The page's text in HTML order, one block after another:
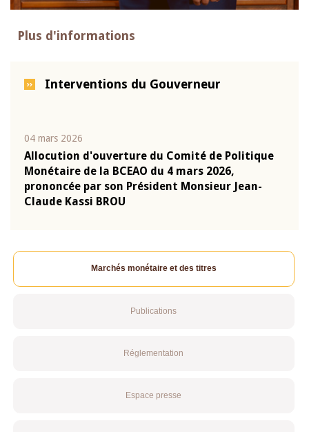
Plus d'informations
Interventions du Gouverneur
04 mars 2026
Allocution d'ouverture du Comité de Politique
Monétaire de la BCEAO du 4 mars 2026,
prononcée par son Président Monsieur Jean-
Claude Kassi BROU
Marchés monétaire et des titres
Publications
Réglementation
Espace presse